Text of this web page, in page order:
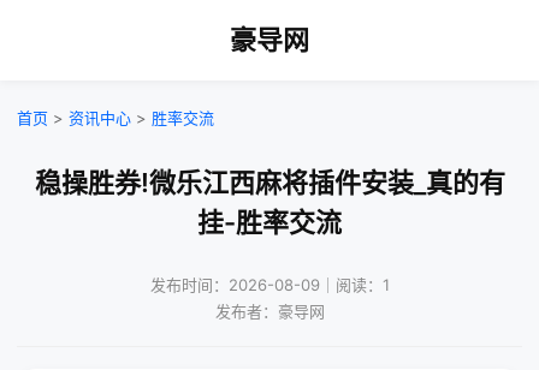
豪导网
首页 > 资讯中心 > 胜率交流
稳操胜券!微乐江西麻将插件安装_真的有
挂-胜率交流
发布时间：2026-08-09｜阅读：1
发布者：豪导网